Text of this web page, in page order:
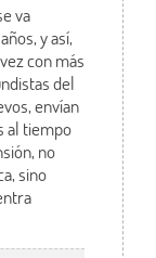
va
y así,
con más
del
envían
al tiempo
no
sino